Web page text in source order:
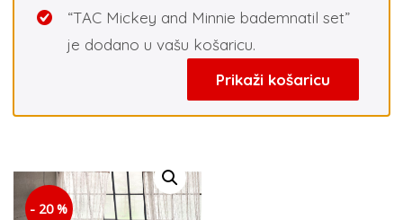
“TAC Mickey and Minnie bademnatil set”
je dodano u vašu košaricu.
Prikaži košaricu
- 20 %